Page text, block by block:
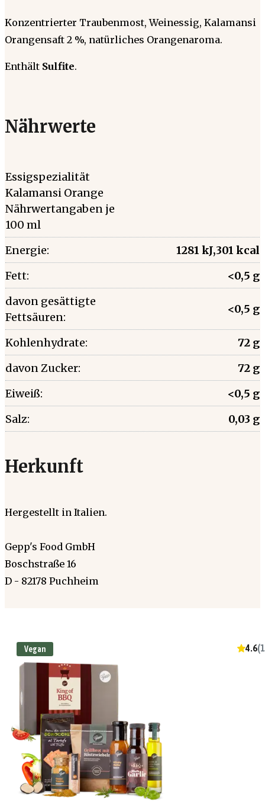
Konzentrierter Traubenmost, Weinessig, Kalamansi
Orangensaft 2 %, natürliches Orangenaroma.
Enthält Sulfite.
Nährwerte
Essigspezialität
Kalamansi Orange
Nährwertangaben je
100 ml
Energie:
1281 kJ,301 kcal
Fett:
<0,5 g
davon gesättigte
Fettsäuren:
<0,5 g
Kohlenhydrate:
72 g
davon Zucker:
72 g
Eiweiß:
<0,5 g
Salz:
0,03 g
Herkunft
Hergestellt in Italien.
Gepp's Food GmbH
Boschstraße 16
D - 82178 Puchheim
Vegan 4.6(